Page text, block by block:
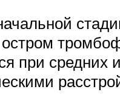
при средних